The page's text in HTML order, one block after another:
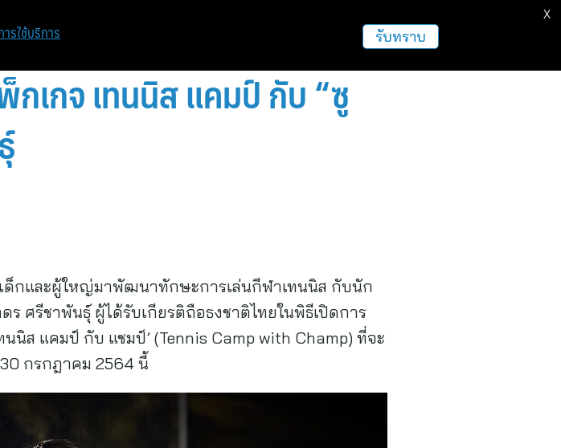
องเที่ยว ฝากข่าวประชาสัมพันธ์
เกจ เทนนิส แคมป์ กับ “ซู
กและผู้ใหญ่มาพัฒนาทักษะการเล่นกีฬาเทนนิส กับนัก
ร ศรีชาพันธุ์ ผู้ได้รับเกียรติถือธงชาติไทยในพิธีเปิดการ
นิส แคมป์ กับ แชมป์’ (Tennis Camp with Champ) ที่จะ
กรกฎาคม 2564 นี้
รใช้บริการ รับทราบ
X